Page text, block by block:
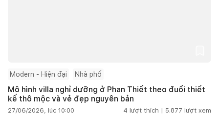
Modern - Hiện đại Nhà phố
Mô hình villa nghỉ dưỡng ở Phan Thiết theo đuổi thiết
kế thô mộc và vẻ đẹp nguyên bản
27/06/2026, lúc 10:00 4 lượt thích | 5.877 lượt xem